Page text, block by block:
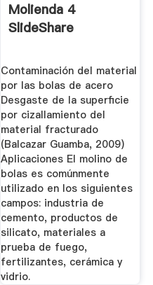
Molienda 4
SlideShare
Contaminación del material
por las bolas de acero
Desgaste de la superficie
por cizallamiento del
material fracturado
(Balcazar Guamba, 2009)
Aplicaciones El molino de
bolas es comúnmente
utilizado en los siguientes
campos: industria de
cemento, productos de
silicato, materiales a
prueba de fuego,
fertilizantes, cerámica y
vidrio.